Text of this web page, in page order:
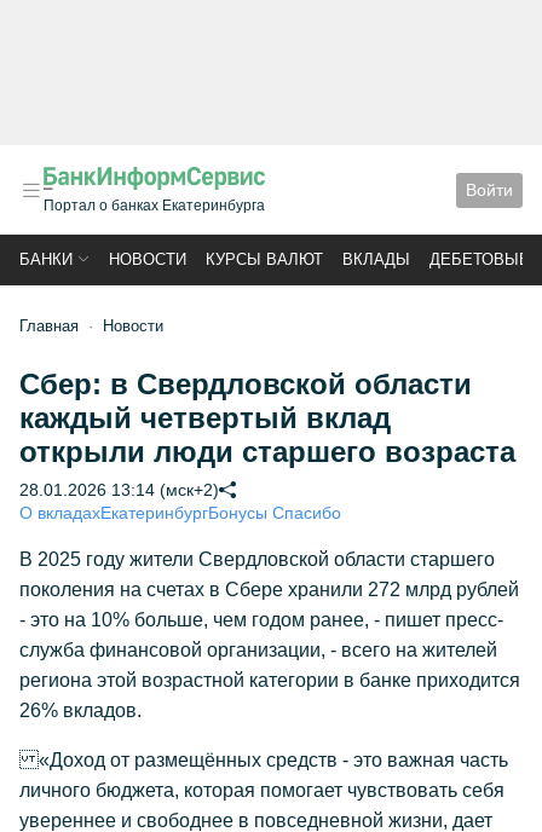
Портал о банках Екатеринбурга
Войти
БАНКИ НОВОСТИ КУРСЫ ВАЛЮТ ВКЛАДЫ ДЕБЕТОВЫЕ
Главная Новости
Сбер: в Свердловской области
каждый четвертый вклад
открыли люди старшего возраста
28.01.2026 13:14 (мск+2)
О вкладахЕкатеринбургБонусы Спасибо
В 2025 году жители Свердловской области старшего
поколения на счетах в Сбере хранили 272 млрд рублей
- это на 10% больше, чем годом ранее, - пишет пресс-
служба финансовой организации, - всего на жителей
региона этой возрастной категории в банке приходится
26% вкладов.
«Доход от размещённых средств - это важная часть
личного бюджета, которая помогает чувствовать себя
увереннее и свободнее в повседневной жизни, дает